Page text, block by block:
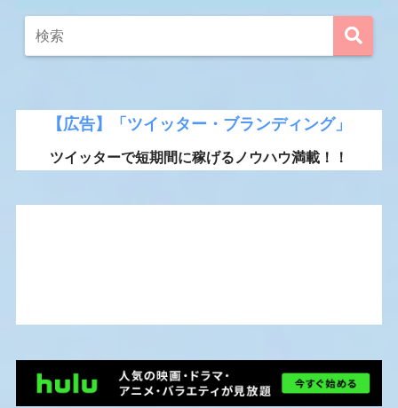
【広告】「ツイッター・ブランディング」
ツイッターで短期間に稼げるノウハウ満載！！